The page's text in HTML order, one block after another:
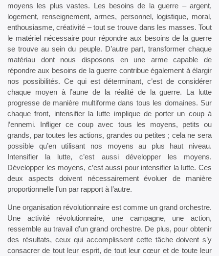
moyens les plus vastes. Les besoins de la guerre – argent,
logement, renseignement, armes, personnel, logistique, moral,
enthousiasme, créativité – tout se trouve dans les masses. Tout
le matériel nécessaire pour répondre aux besoins de la guerre
se trouve au sein du peuple. D’autre part, transformer chaque
matériau dont nous disposons en une arme capable de
répondre aux besoins de la guerre contribue également à élargir
nos possibilités. Ce qui est déterminant, c’est de considérer
chaque moyen à l’aune de la réalité de la guerre. La lutte
progresse de manière multiforme dans tous les domaines. Sur
chaque front, intensifier la lutte implique de porter un coup à
l’ennemi. Infliger ce coup avec tous les moyens, petits ou
grands, par toutes les actions, grandes ou petites ; cela ne sera
possible qu’en utilisant nos moyens au plus haut niveau.
Intensifier la lutte, c’est aussi développer les moyens.
Développer les moyens, c’est aussi pour intensifier la lutte. Ces
deux aspects doivent nécessairement évoluer de manière
proportionnelle l’un par rapport à l’autre.
Une organisation révolutionnaire est comme un grand orchestre.
Une activité révolutionnaire, une campagne, une action,
ressemble au travail d’un grand orchestre. De plus, pour obtenir
des résultats, ceux qui accomplissent cette tâche doivent s’y
consacrer de tout leur esprit, de tout leur cœur et de toute leur